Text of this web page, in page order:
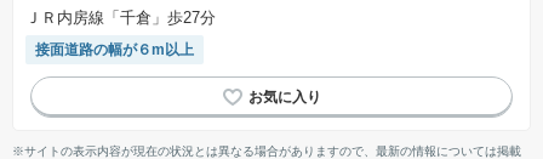
ＪＲ内房線「千倉」歩27分
接面道路の幅が６m以上
※サイトの表示内容が現在の状況とは異なる場合がありますので、最新の情報については掲載